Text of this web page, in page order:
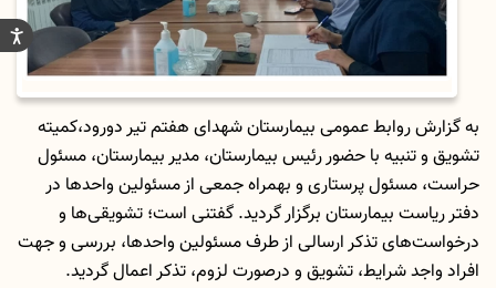
به گزارش روابط عمومی بیمارستان شهدای هفتم تیر دورود،کمیته
تشویق و تنبیه با حضور رئیس بیمارستان، مدیر بیمارستان، مسئول
حراست، مسئول پرستاری و بهمراه جمعی از مسئولین‌ واحدها در
دفتر ریاست بیمارستان برگزار گردید. ️گفتنی است؛ تشویقی‌ها و
درخواست‌های تذکر ارسالی از طرف مسئولین واحدها، بررسی و جهت
افراد واجد شرایط، تشویق و درصورت لزوم، تذکر اعمال گردید.